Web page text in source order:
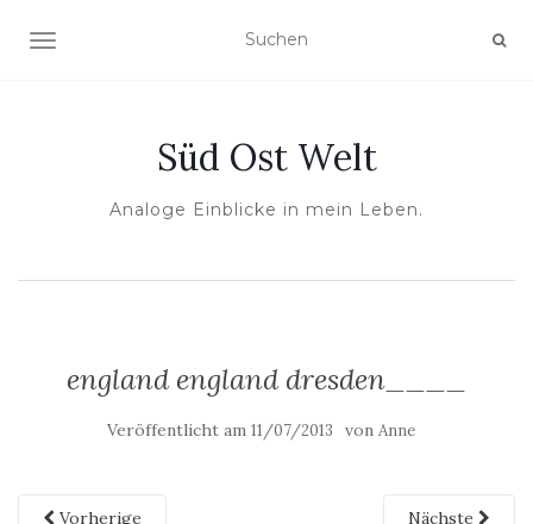
NAVIGATION UMSCHALTEN
Süd Ost Welt
Analoge Einblicke in mein Leben.
england england dresden____
Veröffentlicht am 11/07/2013 von Anne
Vorherige Nächste